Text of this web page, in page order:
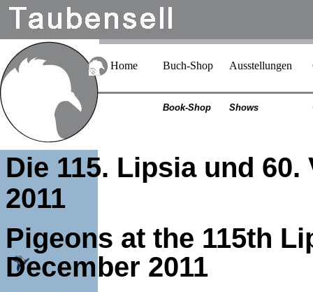
Home Buch-Shop Ausstellungen
Book-Shop Shows
Die 115. Lipsia und 60.
2011
Pigeons at the 115th
December 2011